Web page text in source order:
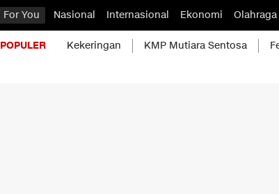
For You Nasional Internasional Ekonomi Olahraga
POPULER Kekeringan KMP Mutiara Sentosa